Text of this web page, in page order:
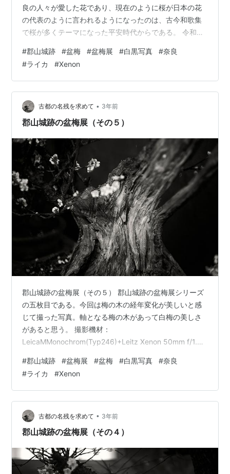
良の人々が愛した花であり、現在のように桜が日本の花
の代表のように言われるようになったのは、古今和歌集
で桜が多くテーマになった平安時代からである。 令和の
の宴」にも梅が詠われている。場所は九州の大宰府の旅
人邸ということで、中国から入ってきた梅は、奈良時代
に日本の各地で鑑賞されはじめたと想像できる。万葉集
の中では、梅は「萩」に次いで多く歌われた植物であ
る。 古都の先人たちの美の意識の中には、やはり梅の存
在が大きいと感じる。丁寧に剪定しその美しい咲き方…
#郡山城跡 #盆梅 #盆梅展 #白黒写真 #奈良
#ライカ #Xenon
古都の名残を求めて • 3年前
郡山城跡の盆梅展（その５）
郡山城跡の盆梅展（その５） 郡山城跡の盆梅展シリーズ
の五枚目である。今回は梅の木の経年変化が美しいと感
じて撮った写真。軸となる梅の木があって白梅の美しさ
があると思う。 撮影機材：
LeicaMMonochrom(Typ246)+Leitz Xenon 50mm f/1.5
#郡山城跡 #盆梅展 #盆梅 #白黒写真 #奈良
#ライカ #Xenon
古都の名残を求めて • 3年前
郡山城跡の盆梅展（その４）